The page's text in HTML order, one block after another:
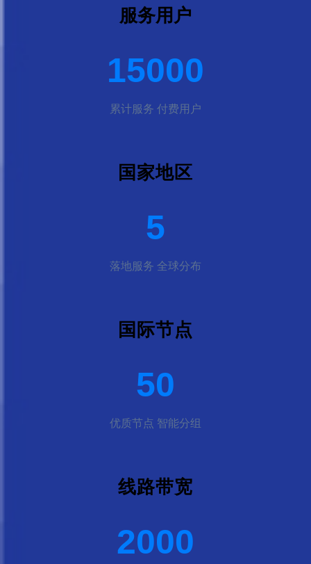
服务用户
15000
累计服务 付费用户
国家地区
5
落地服务 全球分布
国际节点
50
优质节点 智能分组
线路带宽
2000